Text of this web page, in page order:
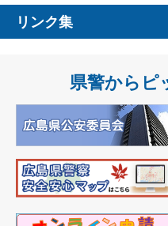
リンク集
県警からピ